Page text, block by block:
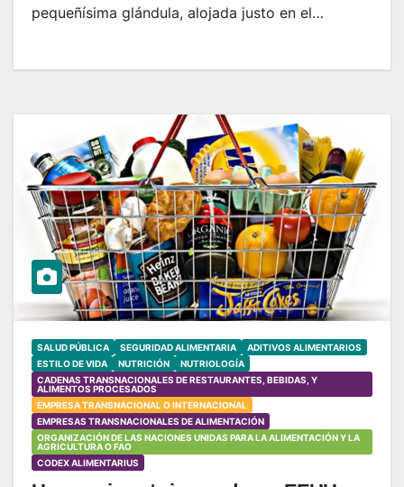
pequeñísima glándula, alojada justo en el…
SALUD PÚBLICA SEGURIDAD ALIMENTARIA
ADITIVOS ALIMENTARIOS
ESTILO DE VIDA
NUTRICIÓN
NUTRIOLOGÍA
CADENAS TRANSNACIONALES DE RESTAURANTES, BEBIDAS, Y
ALIMENTOS PROCESADOS
EMPRESA TRANSNACIONAL O INTERNACIONAL
EMPRESAS TRANSNACIONALES DE ALIMENTACIÓN
ORGANIZACIÓN DE LAS NACIONES UNIDAS PARA LA ALIMENTACIÓN Y LA
AGRICULTURA O FAO
CODEX ALIMENTARIUS